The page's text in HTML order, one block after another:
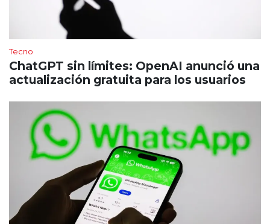
Tecno
ChatGPT sin límites: OpenAI anunció una
actualización gratuita para los usuarios